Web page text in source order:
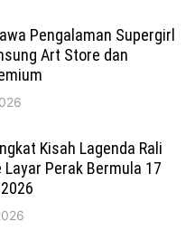
Pengalaman Supergirl
Art Store dan
Kisah Lagenda Rali
Layar Perak Bermula 17